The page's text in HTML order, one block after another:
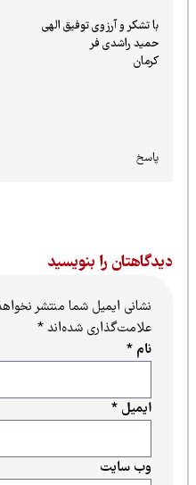
با تشکر و آرزوی توفیق الهی
حمید راشدی فر
را بنویسید
نشانی ایمیل شما منتشر نخواهد شد.
علامت‌گذاری شده‌اند*
ایمیل*
وب‌ سایت